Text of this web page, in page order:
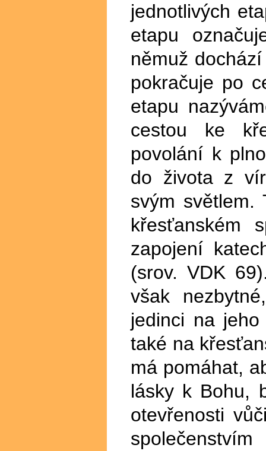
jednotlivých
etapu
němuž
pokračuje po
etapu
cestou ke
povolání k
do života z
svým světlem.
křesťanském
zapojení
(srov. VDK
však
jedinci na
také na
má pomáhat,
lásky k Bohu,
otevřenosti